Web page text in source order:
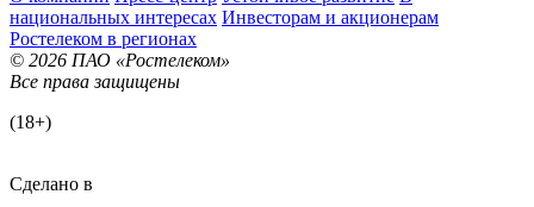
национальных интересах Инвесторам и акционерам
Ростелеком в регионах
© 2026 ПАО «Ростелеком»
Все права защищены
(18+)
Сделано в